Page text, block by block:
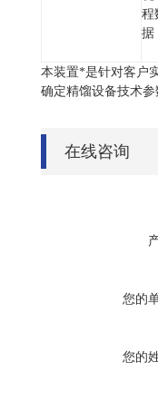
程
据
本装置*是针对客户
确定精馏设备技术参
在线咨询
您的
您的